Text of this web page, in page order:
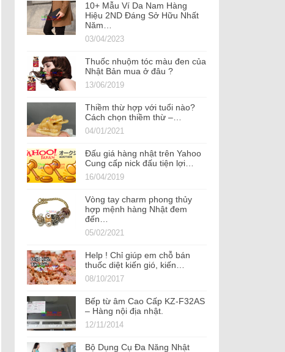
10+ Mẫu Ví Da Nam Hàng
Hiệu 2ND Đáng Sở Hữu Nhất
Năm…
03/04/2023
Thuốc nhuộm tóc màu đen của
Nhật Bản mua ở đâu ?
13/06/2019
Thiềm thừ hợp với tuổi nào?
Cách chọn thiềm thừ –…
04/01/2021
Đấu giá hàng nhật trên Yahoo
Cung cấp nick đấu tiện lợi…
16/04/2019
Vòng tay charm phong thủy
hợp mệnh hàng Nhật đem
đến…
05/02/2021
Help ! Chỉ giúp em chỗ bán
thuốc diệt kiến gió, kiến…
08/10/2017
Bếp từ âm Cao Cấp KZ-F32AS
– Hàng nội địa nhật.
12/11/2014
Bộ Dụng Cụ Đa Năng Nhật